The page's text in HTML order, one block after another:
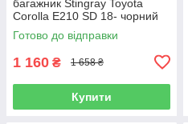
багажник Stingray Toyota
Corolla E210 SD 18- чорний
Тойота Королла
Готово до відправки
1 160 ₴ 1 658 ₴
Купити